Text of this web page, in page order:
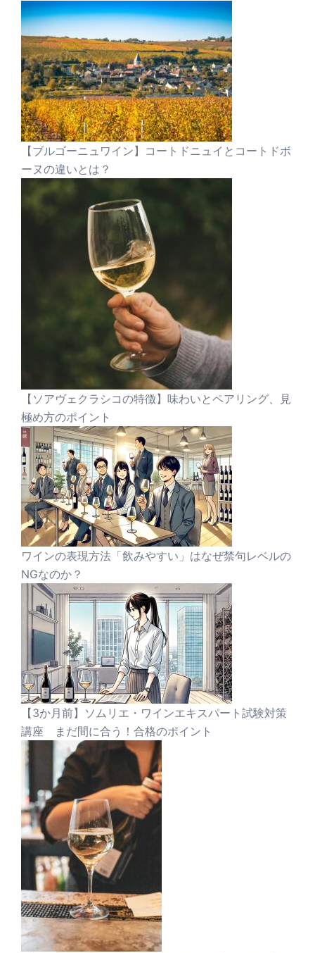
【ブルゴーニュワイン】コートドニュイとコートドボ
ーヌの違いとは？
【ソアヴェクラシコの特徴】味わいとペアリング、見
極め方のポイント
ワインの表現方法「飲みやすい」はなぜ禁句レベルの
NGなのか？
【3か月前】ソムリエ・ワインエキスパート試験対策
講座 まだ間に合う！合格のポイント